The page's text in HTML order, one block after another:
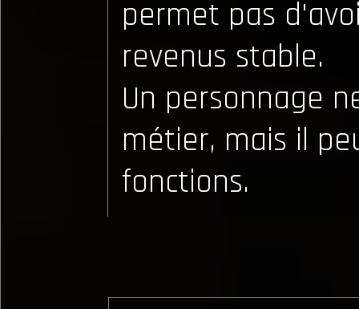
permet pas
revenus stable.
Un personnage
métier, mais il
fonctions.